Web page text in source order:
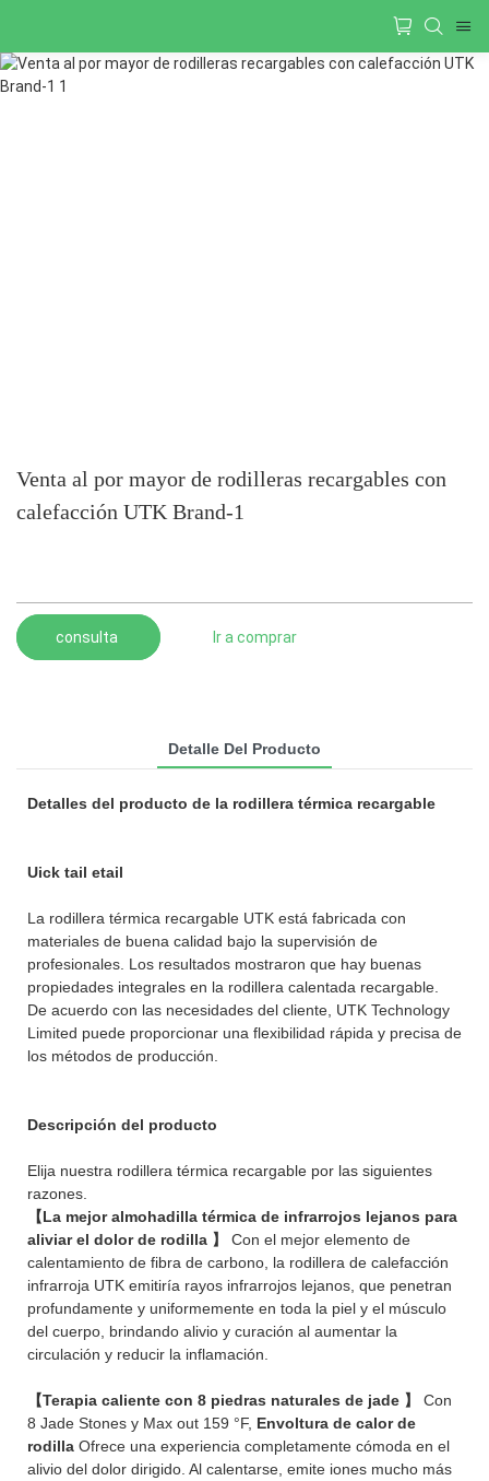
Venta al por mayor de rodilleras recargables con
calefacción UTK Brand-1
consulta Ir a comprar
Detalle Del Producto
Detalles del producto de la rodillera térmica recargable
Uick tail etail
La rodillera térmica recargable UTK está fabricada con
materiales de buena calidad bajo la supervisión de
profesionales. Los resultados mostraron que hay buenas
propiedades integrales en la rodillera calentada recargable.
De acuerdo con las necesidades del cliente, UTK Technology
Limited puede proporcionar una flexibilidad rápida y precisa de
los métodos de producción.
Descripción del producto
Elija nuestra rodillera térmica recargable por las siguientes
razones.
【La mejor almohadilla térmica de infrarrojos lejanos para
aliviar el dolor de rodilla 】 Con el mejor elemento de
calentamiento de fibra de carbono, la rodillera de calefacción
infrarroja UTK emitiría rayos infrarrojos lejanos, que penetran
profundamente y uniformemente en toda la piel y el músculo
del cuerpo, brindando alivio y curación al aumentar la
circulación y reducir la inflamación.
【Terapia caliente con 8 piedras naturales de jade 】 Con
8 Jade Stones y Max out 159 °F, Envoltura de calor de
rodilla Ofrece una experiencia completamente cómoda en el
alivio del dolor dirigido. Al calentarse, emite iones mucho más